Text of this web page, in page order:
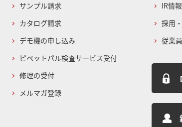
サンプル請求
カタログ請求
デモ機の申し込み
ピペットパル検査サービス受付
修理の受付
メルマガ登録
IR情報
採用
従業